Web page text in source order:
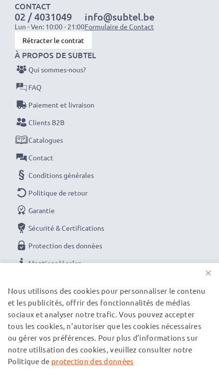
CONTACT
02 / 4031049
Lun - Ven: 10:00 - 21:00
info@subtel.be
Formulaire de Contact
Rétracter le contrat
NOS OPTIONS DE PAIEMENT
À PROPOS DE SUBTEL
Qui sommes-nous?
FAQ
Paiement et livraison
Clients B2B
Catalogues
Contact
Conditions générales
Politique de retour
Garantie
Sécurité & Certifications
Protection des données
Mentions légales
NOS PARTENAIRES DE LIVRAISON
© subtel.be 2026
×
Nous utilisons des cookies pour personnaliser le contenu
et les publicités, offrir des fonctionnalités de médias
sociaux et analyser notre trafic. Vous pouvez accepter
tous les cookies, n’autoriser que les cookies nécessaires
ou gérer vos préférences. Pour plus d’informations sur
notre utilisation des cookies, veuillez consulter notre
Politique de protection des données